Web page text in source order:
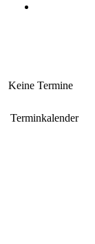
Keine Termine
Terminkalender